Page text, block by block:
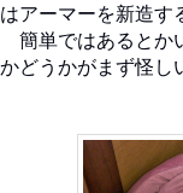
はアーマーを新造す
簡単ではあるとか
かどうかがまず怪し